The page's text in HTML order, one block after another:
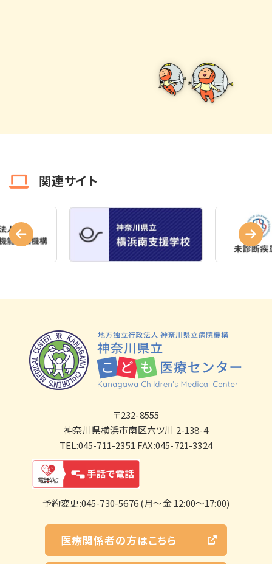
関連サイト
〒232-8555
神奈川県横浜市南区六ツ川 2-138-4
TEL:045-711-2351 FAX:045-721-3324
予約変更:045-730-5676 (月～金 12:00～17:00)
医療関係者の方はこちら